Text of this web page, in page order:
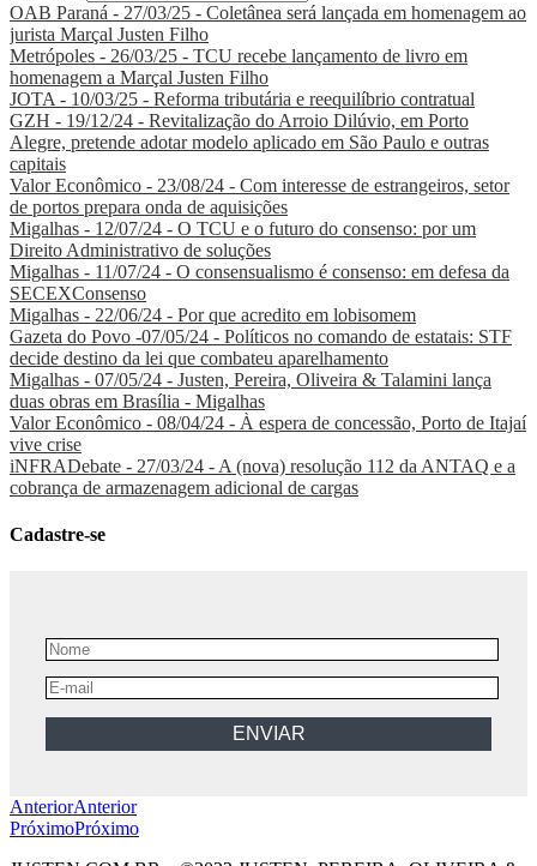
OAB Paraná - 27/03/25 - Coletânea será lançada em homenagem ao
jurista Marçal Justen Filho
Metrópoles - 26/03/25 - TCU recebe lançamento de livro em
homenagem a Marçal Justen Filho
JOTA - 10/03/25 - Reforma tributária e reequilíbrio contratual
GZH - 19/12/24 - Revitalização do Arroio Dilúvio, em Porto
Alegre, pretende adotar modelo aplicado em São Paulo e outras
capitais
Valor Econômico - 23/08/24 - Com interesse de estrangeiros, setor
de portos prepara onda de aquisições
Migalhas - 12/07/24 - O TCU e o futuro do consenso: por um
Direito Administrativo de soluções
Migalhas - 11/07/24 - O consensualismo é consenso: em defesa da
SECEXConsenso
Migalhas - 22/06/24 - Por que acredito em lobisomem
Gazeta do Povo -07/05/24 - Políticos no comando de estatais: STF
decide destino da lei que combateu aparelhamento
Migalhas - 07/05/24 - Justen, Pereira, Oliveira & Talamini lança
duas obras em Brasília - Migalhas
Valor Econômico - 08/04/24 - À espera de concessão, Porto de Itajaí
vive crise
iNFRADebate - 27/03/24 - A (nova) resolução 112 da ANTAQ e a
cobrança de armazenagem adicional de cargas
Cadastre-se
AnteriorAnterior
PróximoPróximo